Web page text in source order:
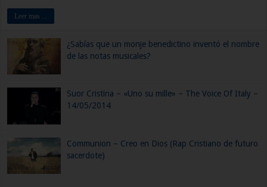
Leer mas ...
¿Sabías que un monje benedictino inventó el nombre
de las notas musicales?
Suor Cristina – «Uno su mille» – The Voice Of Italy –
14/05/2014
Communion – Creo en Dios (Rap Cristiano de futuro
sacerdote)